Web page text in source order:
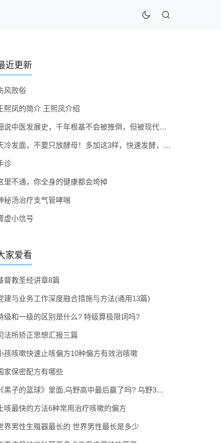
近更新
风败俗
熙凤的简介 王熙凤介绍
细说中医发展史，千年根基不会被推倒，但被现代医疗模式堵住出路
天冷发面，不要只放酵母！多加这3样，快速发酵，蓬松香软弹性十足
诊
里不通，你全身的健康都会垮掉
秘汤治疗支气管哮喘
虚小信号
家爱看
督教圣经讲章8篇
建与业务工作深度融合措施与方法(通用13篇)
级和一级的区别是什么? 特级算极限词吗?
法所矫正思想汇报三篇
孩咳嗽快速止咳偏方10种偏方有效治咳嗽
家保密配方有哪些
《黑子的篮球》里面,乌野高中最后赢了吗? 乌野3年拿到全国冠军了吗
咳最快的方法6种常用治疗咳嗽的偏方
界男性生殖器最长的 世界男性最长是多少